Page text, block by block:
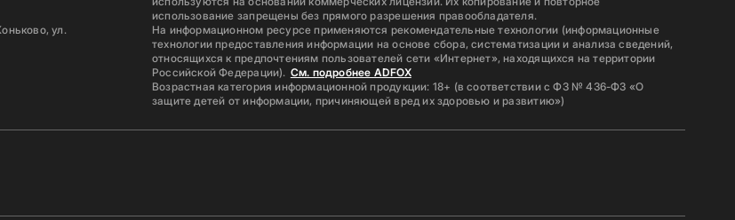
ул.
использование запрещены без прямого разрешения правообладателя.
На информационном ресурсе применяются рекомендательные технологии (информационные
технологии предоставления информации на основе сбора, систематизации и анализа сведений,
относящихся к предпочтениям пользователей сети «Интернет», находящихся на территории
Российской Федерации). См. подробнее ADFOX
Возрастная категория информационной продукции: 18+ (в соответствии с ФЗ № 436-ФЗ «О
защите детей от информации, причиняющей вред их здоровью и развитию»)